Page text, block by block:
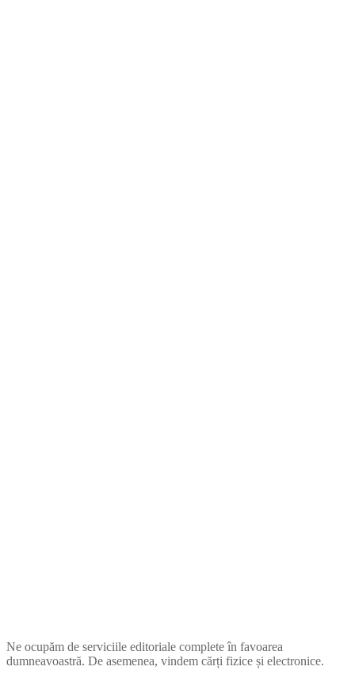
Ne ocupăm de serviciile editoriale complete în favoarea
dumneavoastră. De asemenea, vindem cărți fizice și electronice.